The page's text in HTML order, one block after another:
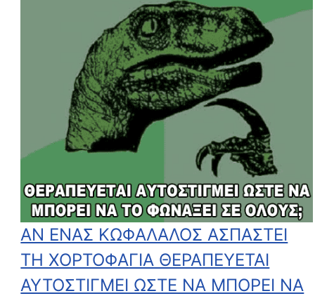
ΑΝ ΕΝΑΣ ΚΩΦΑΛΑΛΟΣ ΑΣΠΑΣΤΕΙ
ΤΗ ΧΟΡΤΟΦΑΓΙΑ ΘΕΡΑΠΕΥΕΤΑΙ
ΑΥΤΟΣΤΙΓΜΕΙ ΩΣΤΕ ΝΑ ΜΠΟΡΕΙ ΝΑ